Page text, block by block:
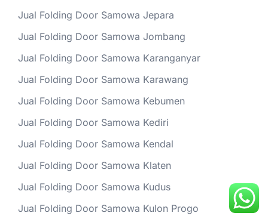
Jual Folding Door Samowa Jepara
Jual Folding Door Samowa Jombang
Jual Folding Door Samowa Karanganyar
Jual Folding Door Samowa Karawang
Jual Folding Door Samowa Kebumen
Jual Folding Door Samowa Kediri
Jual Folding Door Samowa Kendal
Jual Folding Door Samowa Klaten
Jual Folding Door Samowa Kudus
Jual Folding Door Samowa Kulon Progo